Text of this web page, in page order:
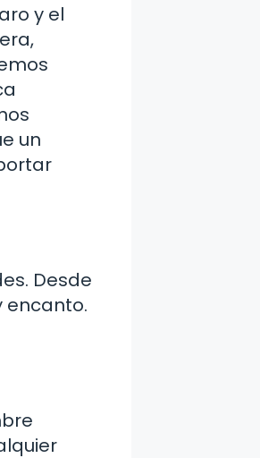
y el
un
Desde
encanto.